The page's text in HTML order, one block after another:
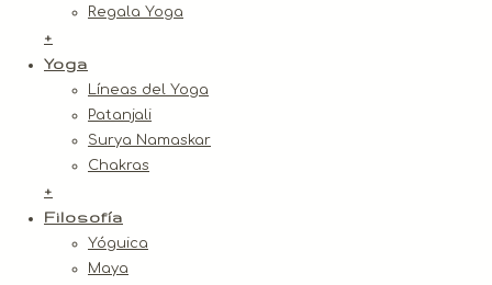
Regala Yoga
+
Yoga
Líneas del Yoga
Patanjali
Surya Namaskar
Chakras
+
Filosofía
Yóguica
Maya